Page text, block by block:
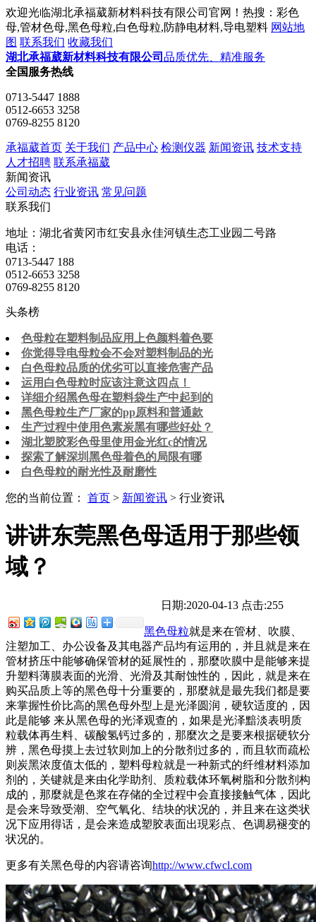
欢迎光临湖北承福葳新材料科技有限公司官网！热搜：彩色
母,管材色母,黑色母粒,白色母粒,防静电材料,导电塑料 网站地
图 联系我们 收藏我们
湖北承福葳新材料科技有限公司 品质优先、精准服务
全国服务热线
0713-5447 1888
0512-6653 3258
0769-8255 8120
承福葳首页 关于我们 产品中心 检测仪器 新闻资讯 技术支持
人才招聘 联系承福葳
新闻资讯
公司动态 行业资讯 常见问题
联系我们
地址：湖北省黄冈市红安县永佳河镇生态工业园二号路
电话：
0713-5447 188
0512-6653 3258
0769-8255 8120
头条榜
色母粒在塑料制品应用上色颜料着色要
你觉得导电母粒会不会对塑料制品的光
白色母粒品质的优劣可以直接危害产品
运用白色母粒时应该注意这四点！
详细介绍黑色母在塑料袋生产中起到的
黑色母粒生产厂家的pp原料和普通款
生产过程中使用色素炭黑有哪些好处？
湖北塑胶彩色母里使用金光红c的情况
探索了解深圳黑色母着色的局限有哪
白色母粒的耐光性及耐磨性
您的当前位置： 首页 > 新闻资讯 > 行业资讯
讲讲东莞黑色母适用于那些领
域？
日期:2020-04-13 点击:255
黑色母粒就是来在管材、吹膜、
注塑加工、办公设备及其电器产品均有运用的，并且就是来在
管材挤压中能够确保管材的延展性的，那麼吹膜中是能够来提
升塑料薄膜表面的光滑、光滑及其耐蚀性的，因此，就是来在
购买品质上等的黑色母十分重要的，那麼就是最先我们都是要
来掌握性价比高的黑色母外型上是光泽圆润，硬软适度的，因
此是能够 来从黑色母的光泽观查的，如果是光泽黯淡表明质
粒载体再生料、碳酸氢钙过多的，那麼次之是要来根据硬软分
辨，黑色母摸上去过软则加上的分散剂过多的，而且软而疏松
则炭黑浓度值太低的，塑料母粒就是一种新式的纤维材料添加
剂的，关键就是来由化学助剂、质粒载体环氧树脂和分散剂构
成的，那麼就是色浆在存储的全过程中会直接接触气体，因此
是会来导致受潮、空气氧化、结块的状况的，并且来在这类状
况下应用得话，是会来造成塑胶表面出現彩点、色调易褪变的
状况的。
更多有关黑色母的内容请咨询http://www.cfwcl.com